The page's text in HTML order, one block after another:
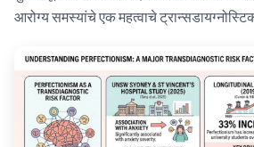
आरोग्य समस्यांचे एक महत्वाचे